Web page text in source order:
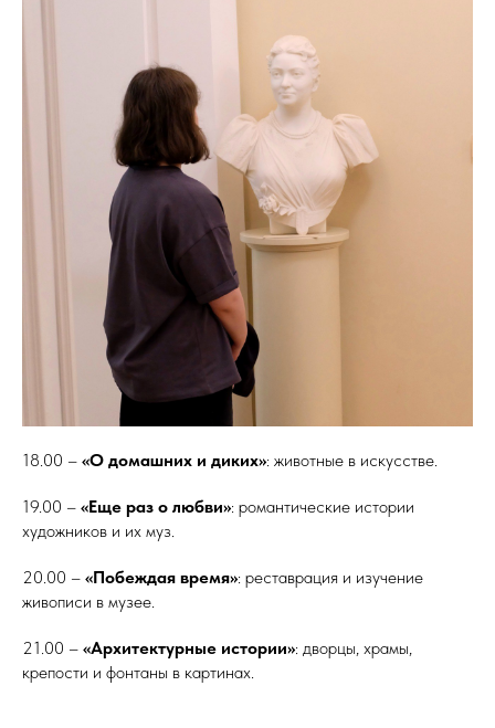
18.00 – «О домашних и диких»: животные в искусстве.
19.00 – «Еще раз о любви»: романтические истории
художников и их муз.
20.00 – «Побеждая время»: реставрация и изучение
живописи в музее.
21.00 – «Архитектурные истории»: дворцы, храмы,
крепости и фонтаны в картинах.